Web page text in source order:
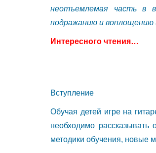
неотъемлемая часть в
подражанию и воплощению
Интересного чтения…
Вступление
Обучая детей игре на
необходимо
методики обучения, новые